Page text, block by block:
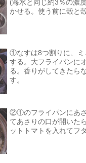
(海水と同じ約3％の濃
かせる。使う前に殻と
①なすは8つ割りに、ミ
する。大フライパンに
る。香りがしてきたら
す。
②①のフライパンにあさ
てあさりの口が開いた
ットトマトを入れてフ